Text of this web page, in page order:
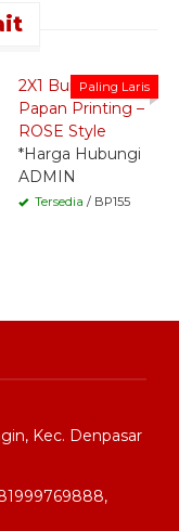
Paling Laris
2X1 Bunga
Papan Printing –
ROSE Style
*Harga Hubungi
ADMIN
Tersedia / BP155
Kec. Denpasar